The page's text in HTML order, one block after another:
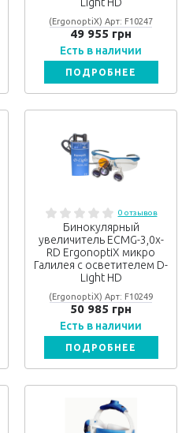
(ErgonoptiX) Арт: F10247
49 955 грн
Есть в наличии
ПОДРОБНЕЕ
0 отзывов
Бинокулярный
увеличитель ECMG-3,0x-
RD ErgonoptiX микро
Галилея с осветителем D-
Light HD
(ErgonoptiX) Арт: F10249
50 985 грн
Есть в наличии
ПОДРОБНЕЕ